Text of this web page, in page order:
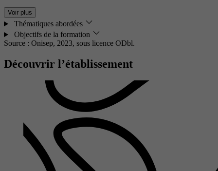
Voir plus
Thématiques abordées
Objectifs de la formation
Source : Onisep, 2023, sous licence ODbl.
Découvrir l’établissement